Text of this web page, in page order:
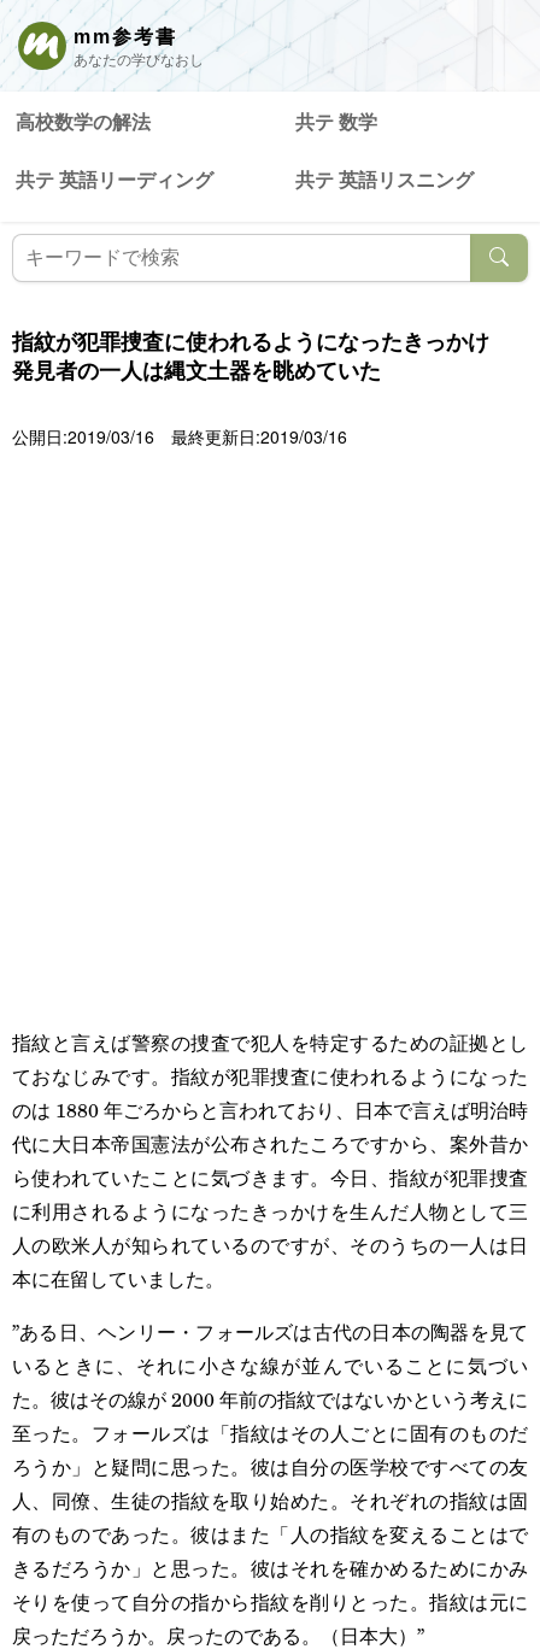
mm参考書
あなたの学びなおし
高校数学の解法 共テ 数学
共テ 英語リーディング 共テ 英語リスニング
指紋が犯罪捜査に使われるようになったきっかけ
発見者の一人は縄文土器を眺めていた
公開日:2019/03/16 最終更新日:2019/03/16
指紋と言えば警察の捜査で犯人を特定するための証拠とし
ておなじみです。指紋が犯罪捜査に使われるようになった
のは 1880 年ごろからと言われており、日本で言えば明治時
代に大日本帝国憲法が公布されたころですから、案外昔か
ら使われていたことに気づきます。今日、指紋が犯罪捜査
に利用されるようになったきっかけを生んだ人物として三
人の欧米人が知られているのですが、そのうちの一人は日
本に在留していました。
”ある日、ヘンリー・フォールズは古代の日本の陶器を見て
いるときに、それに小さな線が並んでいることに気づい
た。彼はその線が 2000 年前の指紋ではないかという考えに
至った。フォールズは「指紋はその人ごとに固有のものだ
ろうか」と疑問に思った。彼は自分の医学校ですべての友
人、同僚、生徒の指紋を取り始めた。それぞれの指紋は固
有のものであった。彼はまた「人の指紋を変えることはで
きるだろうか」と思った。彼はそれを確かめるためにかみ
そりを使って自分の指から指紋を削りとった。指紋は元に
戻っただろうか。戻ったのである。（日本大）”